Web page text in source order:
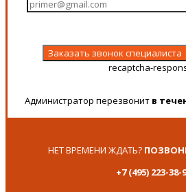
recaptcha-
Администратор перезвонит в
НЕТ ВРЕМЕНИ ЖДАТЬ?
+7 (495) 223-38-